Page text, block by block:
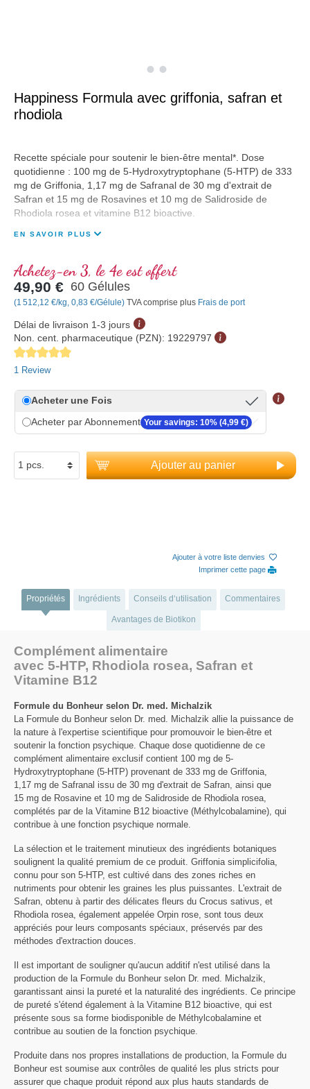
Happiness Formula avec griffonia, safran et
rhodiola
Recette spéciale pour soutenir le bien-être mental*. Dose
quotidienne : 100 mg de 5-Hydroxytryptophane (5-HTP) de 333
mg de Griffonia, 1,17 mg de Safranal de 30 mg d'extrait de
Safran et 15 mg de Rosavines et 10 mg de Salidroside de
Rhodiola rosea et vitamine B12 bioactive.
EN SAVOIR PLUS
Achetez-en 3, le 4e est offert
49,90 € 60 Gélules
(1 512,12 €/kg, 0,83 €/Gélule) TVA comprise plus Frais de port
Délai de livraison 1-3 jours
Non. cent. pharmaceutique (PZN): 19229797
Average rating of 5 out of 5 stars
1 Review
Acheter une Fois
Acheter par Abonnement Your savings: 10% (4,99 €)
Ajouter au panier
Ajouter à votre liste denvies
Imprimer cette page
Propriétés Ingrédients Conseils d‘utilisation Commentaires
Avantages de Biotikon
Complément alimentaire
avec 5-HTP, Rhodiola rosea, Safran et
Vitamine B12
Formule du Bonheur selon Dr. med. Michalzik
La Formule du Bonheur selon Dr. med. Michalzik allie la puissance de
la nature à l'expertise scientifique pour promouvoir le bien-être et
soutenir la fonction psychique. Chaque dose quotidienne de ce
complément alimentaire exclusif contient 100 mg de 5-
Hydroxytryptophane (5-HTP) provenant de 333 mg de Griffonia,
1,17 mg de Safranal issu de 30 mg d'extrait de Safran, ainsi que
15 mg de Rosavine et 10 mg de Salidroside de Rhodiola rosea,
complétés par de la Vitamine B12 bioactive (Méthylcobalamine), qui
contribue à une fonction psychique normale.
La sélection et le traitement minutieux des ingrédients botaniques
soulignent la qualité premium de ce produit. Griffonia simplicifolia,
connu pour son 5-HTP, est cultivé dans des zones riches en
nutriments pour obtenir les graines les plus puissantes. L'extrait de
Safran, obtenu à partir des délicates fleurs du Crocus sativus, et
Rhodiola rosea, également appelée Orpin rose, sont tous deux
appréciés pour leurs composants spéciaux, préservés par des
méthodes d'extraction douces.
Il est important de souligner qu'aucun additif n'est utilisé dans la
production de la Formule du Bonheur selon Dr. med. Michalzik,
garantissant ainsi la pureté et la naturalité des ingrédients. Ce principe
de pureté s'étend également à la Vitamine B12 bioactive, qui est
présente sous sa forme biodisponible de Méthylcobalamine et
contribue au soutien de la fonction psychique.
Produite dans nos propres installations de production, la Formule du
Bonheur est soumise aux contrôles de qualité les plus stricts pour
assurer que chaque produit répond aux plus hauts standards de